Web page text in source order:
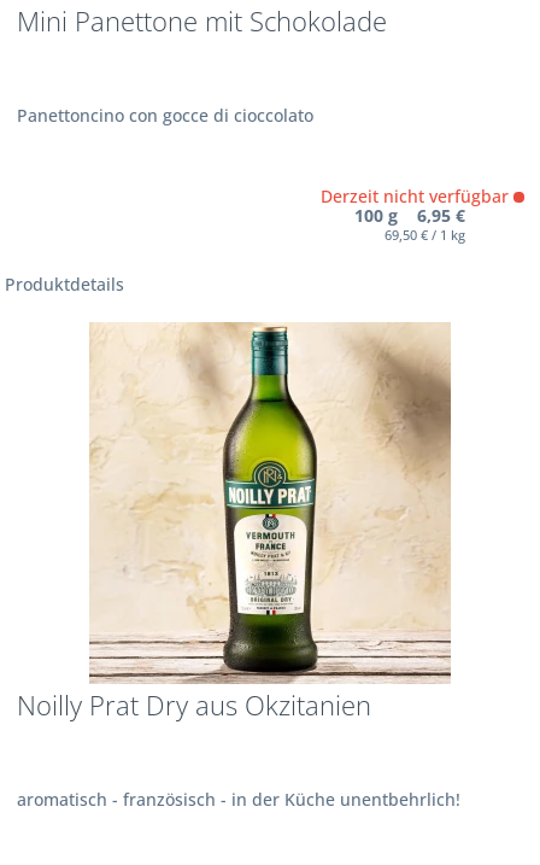
Mini Panettone mit Schokolade
Panettoncino con gocce di cioccolato
Derzeit nicht verfügbar
100 g 6,95 €
69,50 € / 1 kg
Produktdetails
Noilly Prat Dry aus Okzitanien
aromatisch - französisch - in der Küche unentbehrlich!